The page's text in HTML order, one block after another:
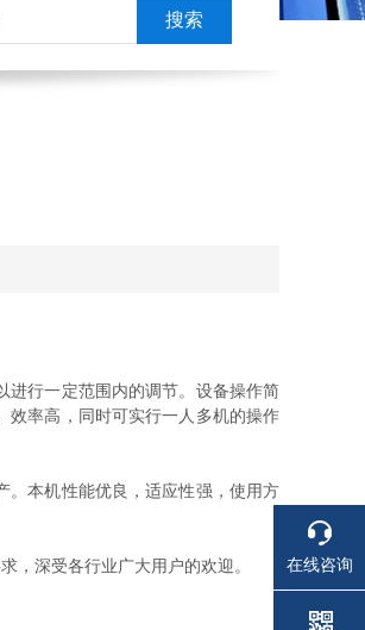
行一定范围内的调节。设备操作简
效率高，同时可实行一人多机的操作
本机性能优良，适应性强，使用方
深受各行业广大用户的欢迎。 在线咨询